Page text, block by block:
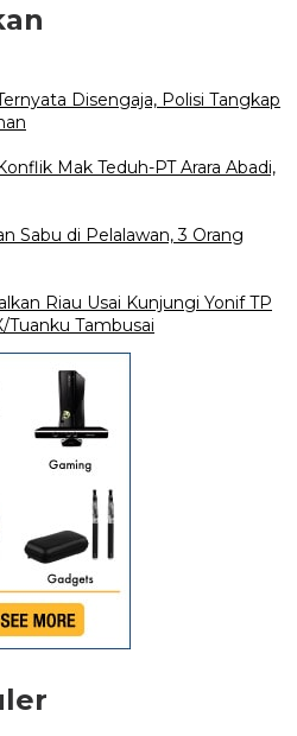
Disengaja, Polisi Tangkap
Mak Teduh-PT Arara Abadi,
Sabu di Pelalawan, 3 Orang
Riau Usai Kunjungi Yonif TP
Tuanku Tambusai